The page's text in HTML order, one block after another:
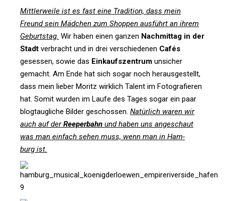
Mitt­ler­weile ist es fast eine Tra­di­tion, dass mein
Freund sein Mäd­chen zum Shoppen aus­führt an ihrem
Geburtstag. Wir haben einen ganzen Nach­mittag in der
Stadt ver­bracht und in drei ver­schie­denen Cafés
gesessen, sowie das Ein­kaufs­zen­trum unsi­cher
gemacht. Am Ende hat sich sogar noch her­aus­ge­stellt,
dass mein lieber Moritz wirk­lich Talent im Foto­gra­fieren
hat. Somit wurden im Laufe des Tages sogar ein paar
blog­taug­liche Bilder geschossen. Natür­lich waren wir
auch auf derRee­per­bahn und haben uns ange­schaut
was man ein­fach sehen muss, wenn man in Ham­
burg ist.